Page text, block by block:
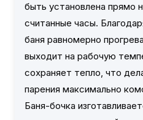
быть установлена прямо
считанные часы.
баня равномерно
выходит на рабочую
сохраняет тепло, что
парения максимально
Баня-бочка